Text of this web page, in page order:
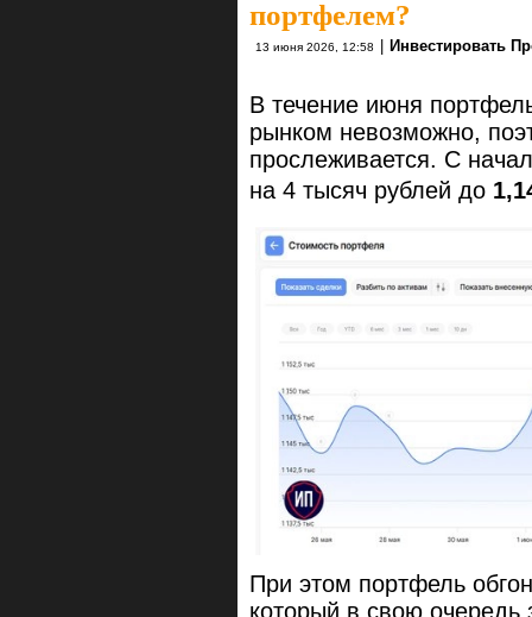
портфелем?
13 июня 2026, 12:58 Инвестировать
В течение июня
рынком невозможно,
прослеживается. С
на 4 тысяч рублей до
При этом портфель
который в свою очередь